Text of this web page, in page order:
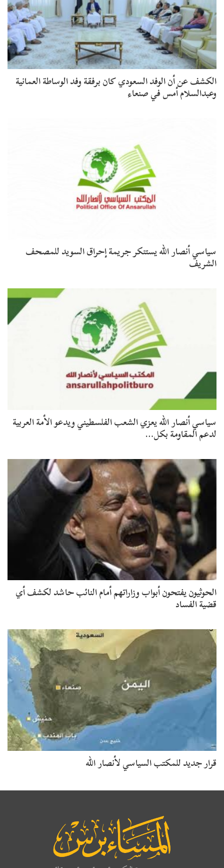
الكشف عن أن الوفد السعودي كان برفقة وفد الوساطة العمانية
وعبدالسلام أمس في صنعاء
سياسي أنصار الله يستنكر جريمة إحراق السويد للمصحف
الشريف
سياسي أنصار الله يعزي الشعب الفلسطيني ويدعو الأمة العربية
لدعم المقاومة بكل…
الحوثيون يفتحون أبواب وزاراتهم أمام النائب حاشد لكشف أي
قضية الفساد
قرار جديد للمكتب السياسي لأنصار الله